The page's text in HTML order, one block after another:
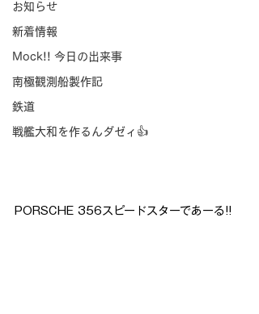
お知らせ
新着情報
Mock!! 今日の出来事
南極観測船製作記
鉄道
戦艦大和を作るんダゼィ👍
PORSCHE 356スピードスターであーる!!